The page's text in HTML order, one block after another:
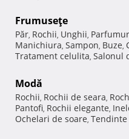
Frumuseţe
Păr, Rochii, Unghii,
Manichiura, Sampon, Buze,
Tratament celulita, Salonul
Modă
Rochii, Rochii de seara,
Pantofi, Rochii elegante,
Ochelari de soare, Tendinte